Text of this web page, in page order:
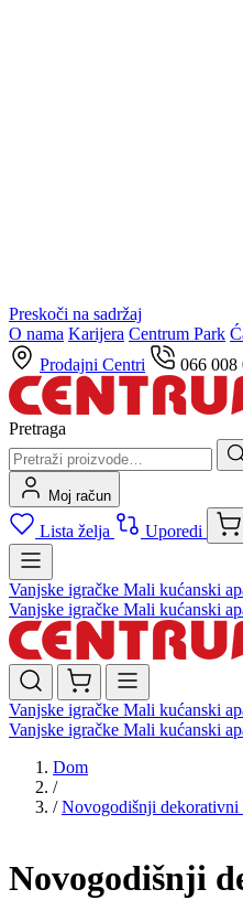
Preskoči na sadržaj
O nama Karijera Centrum Park
Prodajni Centri
066 008
Pretraga
Moj račun
Lista želja Uporedi
Vanjske igračke Mali kućanski
Vanjske igračke Mali kućanski
Vanjske igračke Mali kućanski
Vanjske igračke Mali kućanski
Dom
/
/ Novogodišnji dekorativni
Novogodišnji